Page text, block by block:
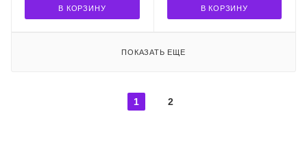
В КОРЗИНУ В КОРЗИНУ
ПОКАЗАТЬ ЕЩЕ
1 2